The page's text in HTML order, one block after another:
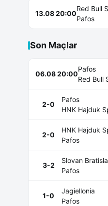
13.08 20:00
Red Bull
Pafos
Son Maçlar
06.08 20:00
Pafos
Red Bull
2-0
Pafos
HNK Hajduk
2-0
HNK Hajduk
Pafos
3-2
Slovan
Pafos
1-0
Jagiellonia
Pafos